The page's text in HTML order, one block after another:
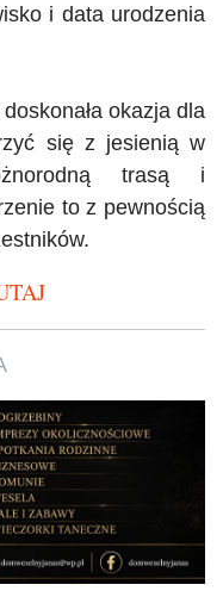
i data urodzenia
okazja dla
się z jesienią w
trasą i
to z pewnością